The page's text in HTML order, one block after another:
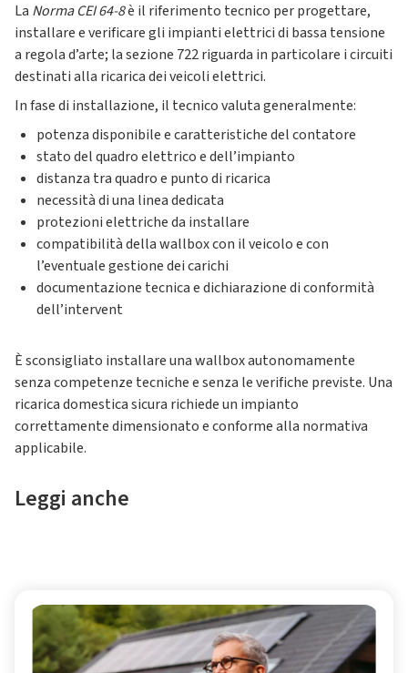
La Norma CEI 64-8è il riferimento tecnico per progettare,
installare e verificare gli impianti elettrici di bassa tensione
a regola d’arte; la sezione 722 riguarda in particolare i circuiti
destinati alla ricarica dei veicoli elettrici.
In fase di installazione, il tecnico valuta generalmente:
potenza disponibile e caratteristiche del contatore
stato del quadro elettrico e dell’impianto
distanza tra quadro e punto di ricarica
necessità di una linea dedicata
protezioni elettriche da installare
compatibilità della wallbox con il veicolo e con
l’eventuale gestione dei carichi
documentazione tecnica e dichiarazione di conformità
dell’intervent
È sconsigliato installare una wallbox autonomamente
senza competenze tecniche e senza le verifiche previste. Una
ricarica domestica sicura richiede un impianto
correttamente dimensionato e conforme alla normativa
applicabile.
Leggi anche